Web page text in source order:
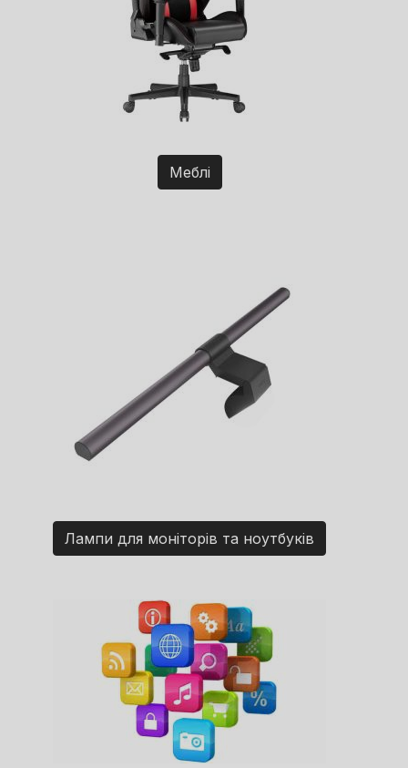
Меблі
Лампи для моніторів та ноутбуків